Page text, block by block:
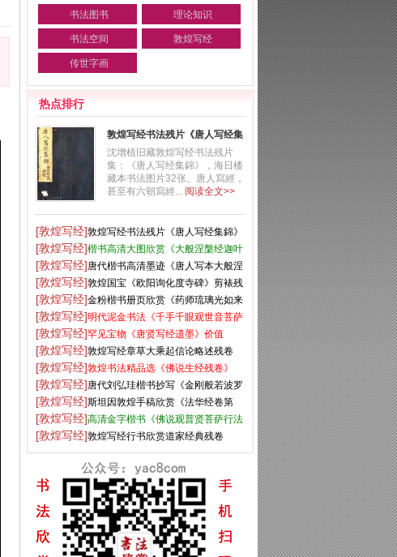
书法图书 理论知识
书法空间 敦煌写经
传世字画
热点排行
敦煌写经书法残片《唐人写经集
錦》
沈增植旧藏敦煌写经书法残片
集：《唐人写经集錦》，海日楼
藏本书法图片32张。唐人寫經，
甚至有六朝寫經... 阅读全文>>
[敦煌写经]敦煌写经书法残片《唐人写经集錦》
[敦煌写经]楷书高清大图欣赏《大般涅槃经迦叶
菩萨品第十二》
[敦煌写经]唐代楷书高清墨迹《唐人写本大般涅
盘经》
[敦煌写经]敦煌国宝《欧阳询化度寺碑》剪裱残
本
[敦煌写经]金粉楷书册页欣赏《药师琉璃光如来
本愿功德经》
[敦煌写经]明代泥金书法《千手千眼观世音菩萨
大慈心陀罗尼经》第一册
[敦煌写经]罕见宝物《唐贤写经遗墨》价值
5750万元
[敦煌写经]敦煌写经章草大乘起信论略述残卷
[敦煌写经]敦煌书法精品选《佛说生经残卷》
[敦煌写经]唐代刘弘珪楷书抄写《金刚般若波罗
蜜经》
[敦煌写经]斯坦因敦煌手稿欣赏《法华经卷第
六》大英图书馆藏
[敦煌写经]高清金字楷书《佛说观普贤菩萨行法
经》
[敦煌写经]敦煌写经行书欣赏道家经典残卷